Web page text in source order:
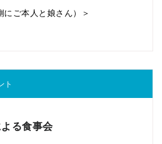
ご本人と娘さん）＞
ト
る食事会